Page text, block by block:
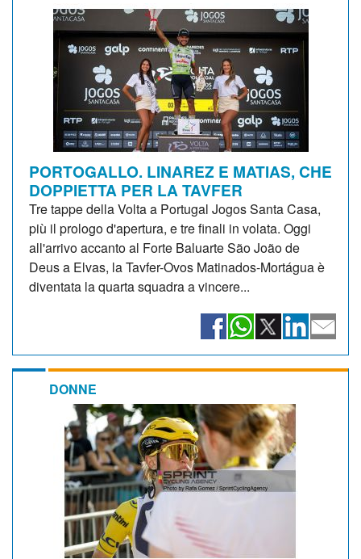
PORTOGALLO. LINAREZ E MATIAS, CHE
DOPPIETTA PER LA TAVFER
Tre tappe della Volta a Portugal Jogos Santa Casa,
più il prologo d'apertura, e tre finali in volata. Oggi
all'arrivo accanto al Forte Baluarte São João de
Deus a Elvas, la Tavfer-Ovos Matinados-Mortágua è
diventata la quarta squadra a vincere...
DONNE